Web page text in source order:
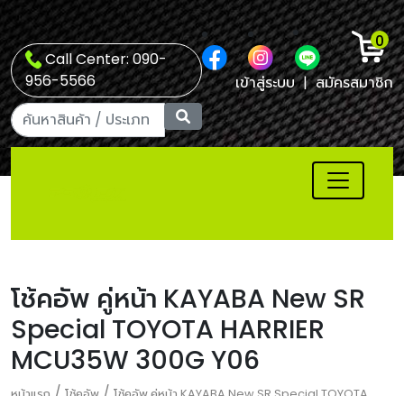
Call Center: 090-
956-5566
0
เข้าสู่ระบบ | สมัครสมาชิก
โช้คอัพ คู่หน้า KAYABA New SR
Special TOYOTA HARRIER
MCU35W 300G Y06